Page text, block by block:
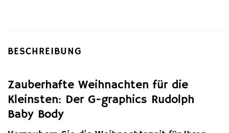
BESCHREIBUNG
Zauberhafte Weihnachten für die
Kleinsten: Der G-graphics Rudolph
Baby Body